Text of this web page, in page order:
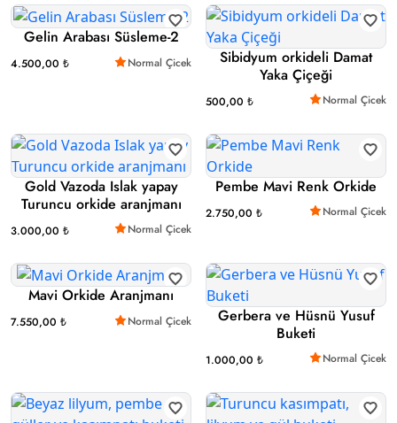
Gelin Arabası Süsleme-2
4.500,00 ₺ Normal Çicek
Sibidyum orkideli Damat
Yaka Çiçeği
500,00 ₺ Normal Çicek
Gold Vazoda Islak yapay
Turuncu orkide aranjmanı
3.000,00 ₺ Normal Çicek
Pembe Mavi Renk Orkide
2.750,00 ₺ Normal Çicek
Mavi Orkide Aranjmanı
7.550,00 ₺ Normal Çicek
Gerbera ve Hüsnü Yusuf
Buketi
1.000,00 ₺ Normal Çicek